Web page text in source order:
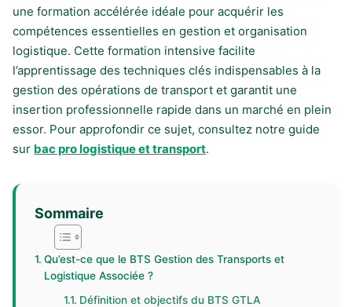
une formation accélérée idéale pour acquérir les
compétences essentielles en gestion et organisation
logistique. Cette formation intensive facilite
l’apprentissage des techniques clés indispensables à la
gestion des opérations de transport et garantit une
insertion professionnelle rapide dans un marché en plein
essor. Pour approfondir ce sujet, consultez notre guide
sur bac pro logistique et transport.
Sommaire
Qu’est-ce que le BTS Gestion des Transports et
Logistique Associée ?
Définition et objectifs du BTS GTLA